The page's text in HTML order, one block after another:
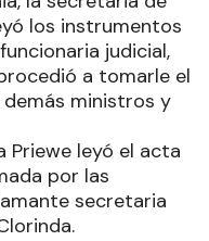
los instrumentos
judicial,
a tomarle el
ministros y
Priewe leyó el acta
por las
secretaria